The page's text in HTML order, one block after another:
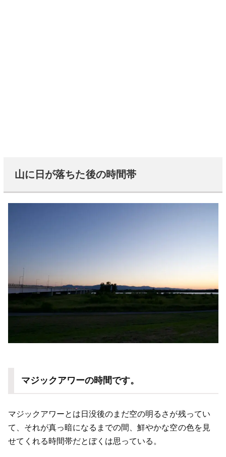
山に日が落ちた後の時間帯
マジックアワーの時間です。
マジックアワーとは日没後のまだ空の明るさが残ってい
て、それが真っ暗になるまでの間、鮮やかな空の色を見
せてくれる時間帯だとぼくは思っている。